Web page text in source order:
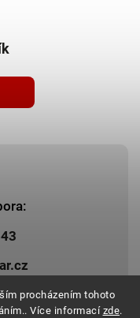
procházením tohoto
Více informací zde.